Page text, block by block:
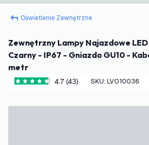
Oświetlenie Zewnętrzne
Zewnętrzny Lampy Najazdowe LED Kwadratowy -
Czarny - IP67 - Gniazdo GU10 -
metr
4.7 Gwiazdki oceny
4.7 (43) SKU: LVO10036